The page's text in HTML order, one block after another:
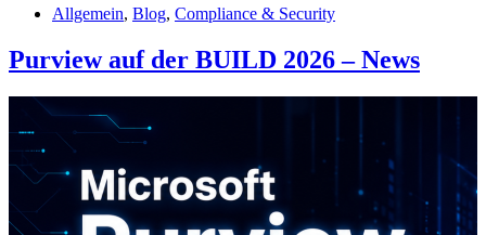
Allgemein, Blog, Compliance & Security
Purview auf der BUILD 2026 – News